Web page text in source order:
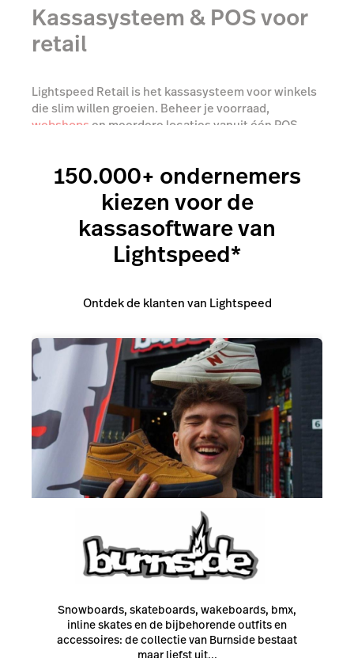
Kassasysteem & POS voor
retail
Lightspeed Retail is het kassasysteem voor winkels
die slim willen groeien. Beheer je voorraad,
webshops en meerdere locaties vanuit één POS
Ontdek Lightspeed Retail
150.000+ ondernemers
kiezen voor de
kassasoftware van
Lightspeed*
Ontdek de klanten van Lightspeed
Snowboards, skateboards, wakeboards, bmx,
inline skates en de bijbehorende outfits en
accessoires: de collectie van Burnside bestaat